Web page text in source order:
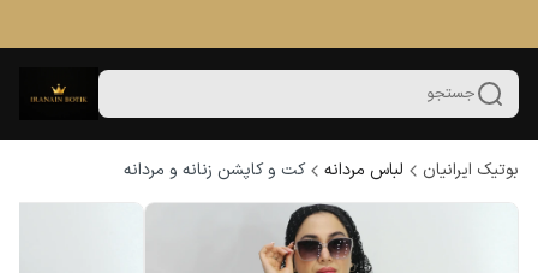
جستجو
بوتیک ایرانیان لباس مردانه کت و کاپشن زنانه و مردانه